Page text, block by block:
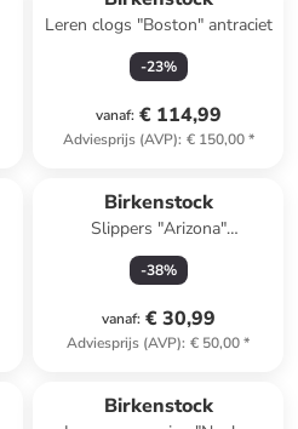
Leren clogs "Boston" antraciet
-23%
vanaf: € 114,99
Adviesprijs (AVP): € 150,00*
Birkenstock
Slippers "Arizona"
donkerblauw
-38%
vanaf: € 30,99
Adviesprijs (AVP): € 50,00*
Birkenstock